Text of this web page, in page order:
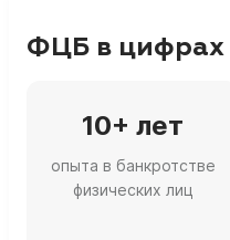
ФЦБ в цифрах
10+ лет
опыта в банкротстве
физических лиц